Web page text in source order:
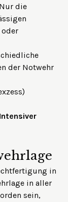
die
oder
der Notwehr
Intensiver
in
in aller
sein,